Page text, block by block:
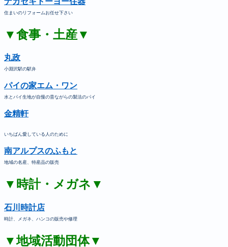
住まいのリフォームお任せ下さい
▼食事・土産▼
丸政
小淵沢駅の駅弁
パイの家エム・ワン
水とパイ生地が自慢の昔ながらの製法のパイ
金精軒
いちばん愛している人のために
南アルプスのふもと
地域の名産、特産品の販売
▼時計・メガネ▼
石川時計店
時計、メガネ、ハンコの販売や修理
▼地域活動団体▼